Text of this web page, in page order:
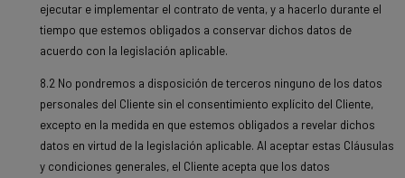
ejecutar e implementar el contrato de venta, y a hacerlo durante el
tiempo que estemos obligados a conservar dichos datos de
acuerdo con la legislación aplicable.
8.2 No pondremos a disposición de terceros ninguno de los datos
personales del Cliente sin el consentimiento explícito del Cliente,
excepto en la medida en que estemos obligados a revelar dichos
datos en virtud de la legislación aplicable. Al aceptar estas Cláusulas
y condiciones generales, el Cliente acepta que los datos